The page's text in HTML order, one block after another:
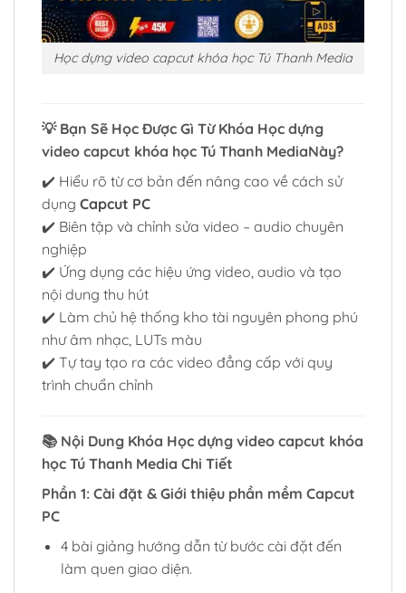
Học dựng video capcut khóa học Tú Thanh Media
💡 Bạn Sẽ Học Được Gì Từ Khóa Học dựng
video capcut khóa học Tú Thanh MediaNày?
✔️ Hiểu rõ từ cơ bản đến nâng cao về cách sử
dụng Capcut PC
✔️ Biên tập và chỉnh sửa video – audio chuyên
nghiệp
✔️ Ứng dụng các hiệu ứng video, audio và tạo
nội dung thu hút
✔️ Làm chủ hệ thống kho tài nguyên phong phú
như âm nhạc, LUTs màu
✔️ Tự tay tạo ra các video đẳng cấp với quy
trình chuẩn chỉnh
📚 Nội Dung Khóa Học dựng video capcut khóa
học Tú Thanh Media Chi Tiết
Phần 1: Cài đặt & Giới thiệu phần mềm Capcut
PC
4 bài giảng hướng dẫn từ bước cài đặt đến
làm quen giao diện.